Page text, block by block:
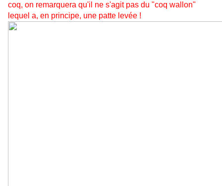
coq, on remarquera qu'il ne s'agit pas du "coq wallon"
lequel a, en principe, une patte levée !